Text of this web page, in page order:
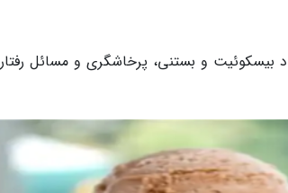
و بستنی، پرخاشگری و مسائل